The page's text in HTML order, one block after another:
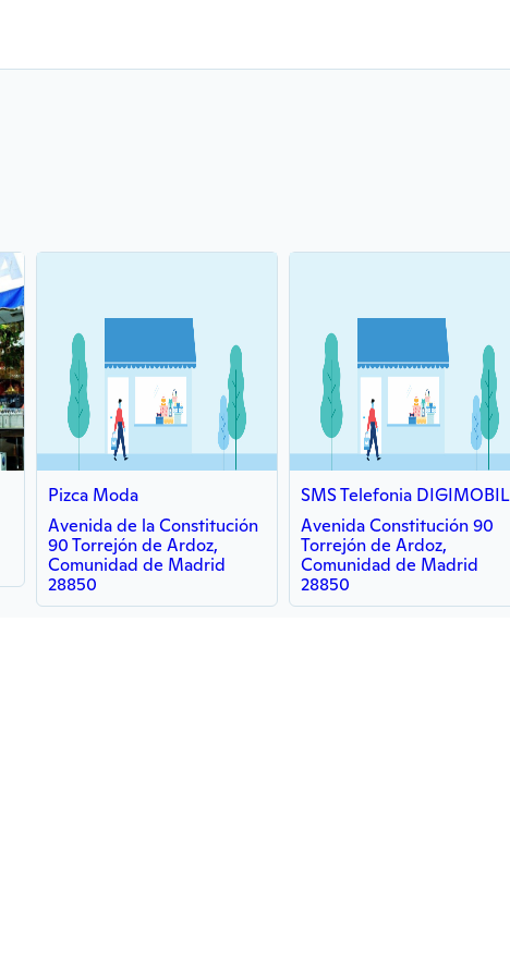
Pizca Moda
Avenida de la Constitución
90 Torrejón de Ardoz,
Comunidad de Madrid
28850
SMS Telefonia DIGIMOBIL
Avenida Constitución 90
Torrejón de Ardoz,
Comunidad de Madrid
28850